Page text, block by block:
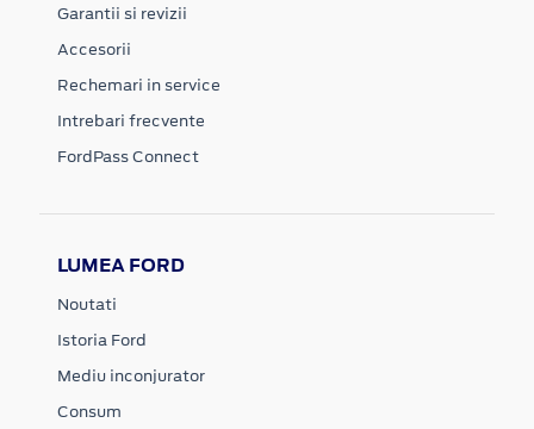
Garantii si revizii
Accesorii
Rechemari in service
Intrebari frecvente
FordPass Connect
LUMEA FORD
Noutati
Istoria Ford
Mediu inconjurator
Consum